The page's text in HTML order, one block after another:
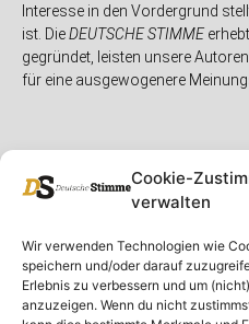
Cookie-
verwalten
Wir verwenden Technologien wie
speichern und/oder darauf
Erlebnis zu verbessern und um
anzuzeigen. Wenn du nicht
Interesse in den Vordergrund
ist. DieDEUTSCHE STIMME
gegründet, leisten unsere
für eine ausgewogenere
Unser Magazin
Spenden
Ausgaben
Deutschland
Ausland